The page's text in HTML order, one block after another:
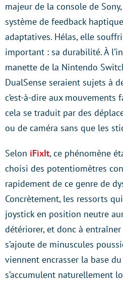
majeur de la console de
système de feedback
adaptatives. Hélas, elle
important : sa durabilité. À
manette de la Nintendo
DualSense seraient sujets à
c’est-à-dire aux mouvements
cela se traduit par des
ou de caméra sans que les
Selon iFixIt, ce phénomène
choisi des potentiomètres
rapidement de ce genre de
Concrètement, les ressorts
joystick en position neutre
détériorer, et donc à
s’ajoute de minuscules
viennent encrasser la base
s’accumulent naturellement